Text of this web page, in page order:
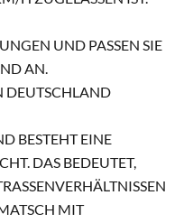
UND PASSEN SIE
AN.
DEUTSCHLAND
BESTEHT EINE
DAS BEDEUTET,
W
MIT W